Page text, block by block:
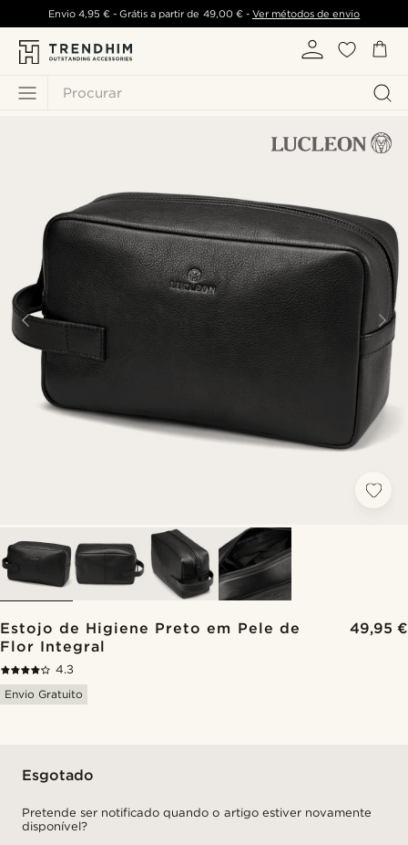
Procurar
Envio 4,95 €- Grátis a partir de 49,00 €- Ver métodos de envio
Estojo de Higiene Preto em Pele de
Flor Integral
49,95 €
4.3
Envio Gratuito
Esgotado
Pretende ser notificado quando o artigo estiver novamente
disponível?